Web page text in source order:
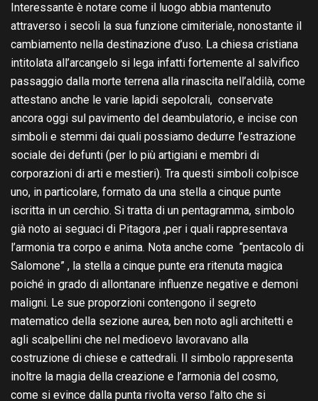
Interessante è notare come il luogo abbia mantenuto
attraverso i secoli la sua funzione cimiteriale, nonostante il
cambiamento nella destinazione d’uso. La chiesa cristiana
intitolata all’arcangelo si lega infatti fortemente al salvifico
passaggio dalla morte terrena alla rinascita nell’aldilà, come
attestano anche le varie lapidi sepolcrali, conservate
ancora oggi sul pavimento del deambulatorio, e incise con
simboli e stemmi dai quali possiamo dedurre l’estrazione
sociale dei defunti (per lo più artigiani e membri di
corporazioni di arti e mestieri). Tra questi simboli colpisce
uno, in particolare, formato da una stella a cinque punte
iscritta in un cerchio. Si tratta di un pentagramma, simbolo
già noto ai seguaci di Pitagora ,per i quali rappresentava
l’armonia tra corpo e anima. Nota anche come “pentacolo di
Salomone” , la stella a cinque punte era ritenuta magica
poiché in grado di allontanare influenze negative e demoni
maligni. Le sue proporzioni contengono il segreto
matematico della sezione aurea, ben noto agli architetti e
agli scalpellini che nel medioevo lavoravano alla
costruzione di chiese e cattedrali. Il simbolo rappresenta
inoltre la magia della creazione e l’armonia del cosmo,
come si evince dalla punta rivolta verso l’alto che si